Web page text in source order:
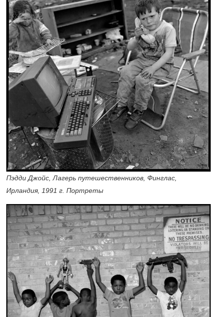
Пэдди Джойс, Лагерь путешественников, Финглас,
Ирландия, 1991 г. Портреты